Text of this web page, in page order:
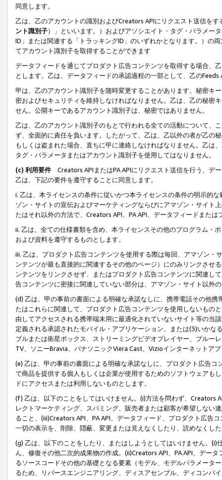
同意します。
乙は、乙のアカウントの識別およびCreators APIにリクエスト送信を
ント識別子）」といいます。）およびアソシエイト・タグ・パラメー
ID」または関連する「トラッキングID」のいずれかとなります。）の
てアカウント識別子を取得することができます
データフィードを通じてプロダクト広告コンテンツを取得する場合、
とします。乙は、データフィードの承認過程の一部として、乙の
甲は、乙のアカウント識別子を随時変更することがあります。秘密キ
密およびセキュリティを維持しなければなりません。乙は、乙の秘密
せん。公開キーであるアカウント識別子は、秘密ではありません。
乙は、乙のアカウント識別子のもとで行われる全ての活動について、
ず、全面的に責任を負います。したがって、乙は、乙以外の者が乙の
もしくは盗まれた場合、直ちに甲に連絡しなければなりません。乙は
タグ・パラメータまたはアカウント識別子を使用してはなりません。
(c) 利用要件 Creators APIまたはPA APIにリクエスト送信を行う、デ
乙は、下記の要件を遵守することに同意します。
i. 乙は、本ライセンスの条件に従いかつ本ライセンスの条件の明示的
ゾン・サイトの宣伝およびマーケティングならびにアマゾン・サイト
たはそれ以外の方法で、Creators API、PA API、データフィードまた
ii. 乙は、全ての仕様書類を含め、本ライセンスその他のプログラム・
および資料を遵守するものとします。
iii. 乙は、プロダクト広告コンテンツを使用する際は毎回、アマゾン
ンテンツが最も直接的に関連するその他のページ）にのみリンクさせ
ンテンツをリンクさせず、またはプロダクト広告コンテンツに関連し
告コンテンツに密接に関連していない部分は、アマゾン・サイト以外
(d) 乙は、甲の事前の書面による明確な承諾なしに、携帯電話その他
たはこれらに関連して、プロダクト広告コンテンツを使用しないもの
由してアクセスされる携帯端末用に最適化されていないサイト等の当
定義される承認されたモバイル・アプリケーション、または(3)いか
ブルまたは衛星ボックス、ストリーミングビデオプレイヤー、ブルー
TV、ソニーBravia、パナソニックViera Cast、Vizioインターネットア
(e) 乙は、甲の事前の書面による明確な承諾なしに、プロダクト広告
で商品を提供する個人もしくは企業が使用するためのソフトウェアも
ドにアクセスまたは利用しないものとします。
(f) 乙は、以下のことをしてはいけません。(i)方法を問わず、Creators
レクトマーケティング、スパミング、販売者または顧客が希望しない
ること、(iii)Creators API、PA API、データフィード、プロダクト広告
一切の表示を、削除、隠蔽、変更または見えなくしたり、読めなくし
(g) 乙は、以下のことをしたり、またはしようとしてはいけません。
ん、修復その他二次的成果物の作成。(ii)Creators API、PA API、デー
るソースコードその他の基礎となる要素（モデル、モデルパラメータ
るため、リバースエンジニアリング、ディスアセンブル、ディコンパ